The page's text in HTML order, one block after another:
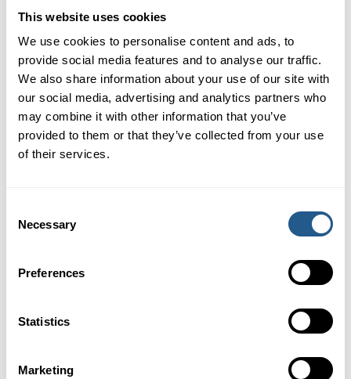
This website uses cookies
We use cookies to personalise content and ads, to
provide social media features and to analyse our traffic.
We also share information about your use of our site with
our social media, advertising and analytics partners who
may combine it with other information that you’ve
provided to them or that they’ve collected from your use
of their services.
Selection
Necessary
Preferences
Statistics
Marketing
Oberer SalonSEK 639
Kinder 7-12 JahreSEK 320
Kinder 0-6 JahreKostenlos
DIESE VERANSTALTUNG BUCHEN
Von hier aus fährt das Boot